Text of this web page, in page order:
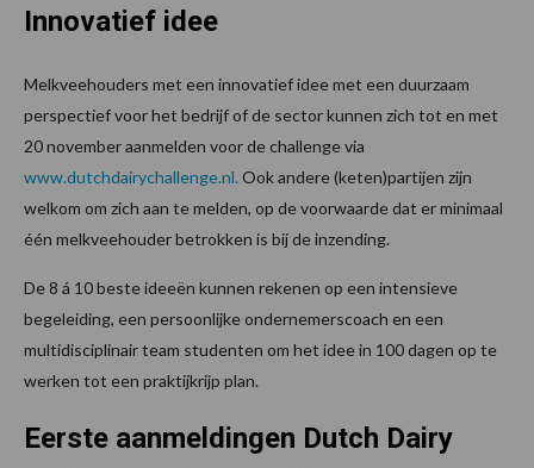
Innovatief idee
Melkveehouders met een innovatief idee met een duurzaam
perspectief voor het bedrijf of de sector kunnen zich tot en met
20 november aanmelden voor de challenge via
www.dutchdairychallenge.nl. Ook andere (keten)partijen zijn
welkom om zich aan te melden, op de voorwaarde dat er minimaal
één melkveehouder betrokken is bij de inzending.
De 8 á 10 beste ideeën kunnen rekenen op een intensieve
begeleiding, een persoonlijke ondernemerscoach en een
multidisciplinair team studenten om het idee in 100 dagen op te
werken tot een praktijkrijp plan.
Eerste aanmeldingen Dutch Dairy